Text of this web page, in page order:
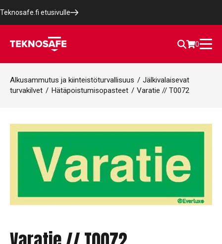
Teknosafe.fi etusivulle
0
Alkusammutus ja kiinteistöturvallisuus / Jälkivalaisevat
turvakilvet / Hätäpoistumisopasteet / Varatie // T0072